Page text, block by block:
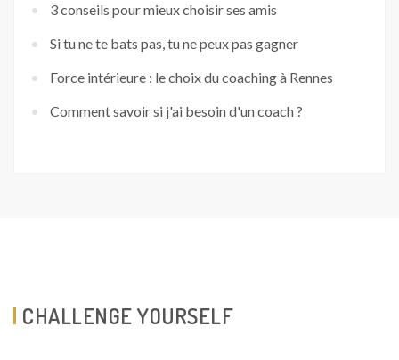
3 conseils pour mieux choisir ses amis
Si tu ne te bats pas, tu ne peux pas gagner
Force intérieure : le choix du coaching à Rennes
Comment savoir si j'ai besoin d'un coach ?
CHALLENGE YOURSELF